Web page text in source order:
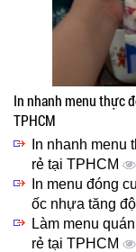
In nhanh menu thực
TPHCM
In nhanh
rẻ tại TPHCM
In menu đóng
ốc nhựa tăng
Làm menu
rẻ tại TPHCM